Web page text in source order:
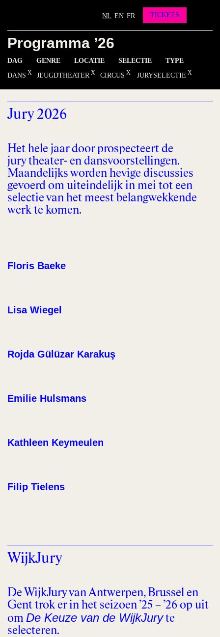
Contact
INSTAGRAM FACEBOOK YOUTUBE
NL EN FR TICKETS
Programma ’26
DAG GENRE LOCATIE SELECTIE
TYPE
DANS
JEUGDTHEATER CIRCUS JURYSELECTIE
Jury 2026
Het hele jaar door prospecteert de
jury theater- en dansvoorstellingen.
Maandelijks worden hevige discussies
gevoerd om uiteindelijk in mei tot een
selectie van het meest belangwekkende
werk te komen.
Floris Baeke
Lisa Wiegel
Rojda Gülüzar Karakuş
Emilie Hulsmans
Kathleen Keymeulen
Filip Tielens
WijkJury
De WijkJury van Antwerpen, Brussel en
Gent trok er in het seizoen ’25 – ’26 op uit
om De Keuze van de WijkJuryte
selecteren.